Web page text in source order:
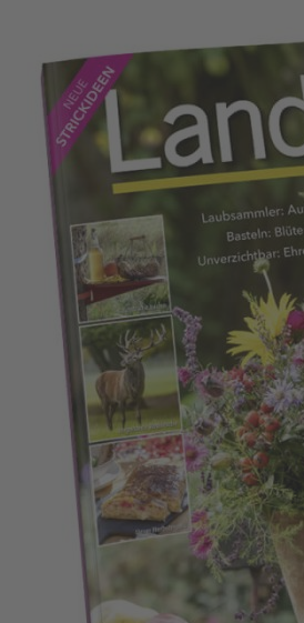
Zum Anfang der Bildergalerie springen
Landlust Lesefreude
verschenken!